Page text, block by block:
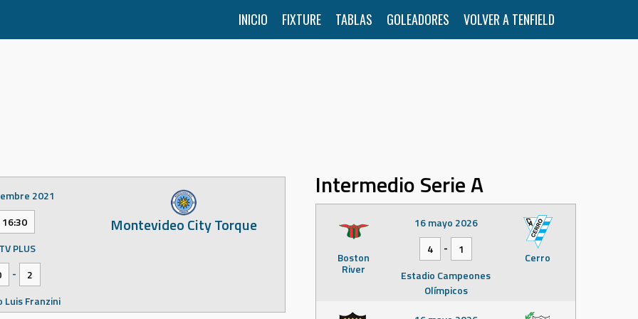
INICIO FIXTURE TABLAS GOLEADORES VOLVER A TENFIELD
Montevideo City Torque
2021
16:30
PLUS
-
2
Luis Franzini
Intermedio Serie A
Boston
River
Cerro
16 mayo 2026
4
-
1
Estadio Campeones
Olímpicos